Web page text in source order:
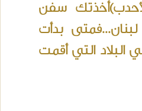
سفن
بدأت
البلاد التي أقمت